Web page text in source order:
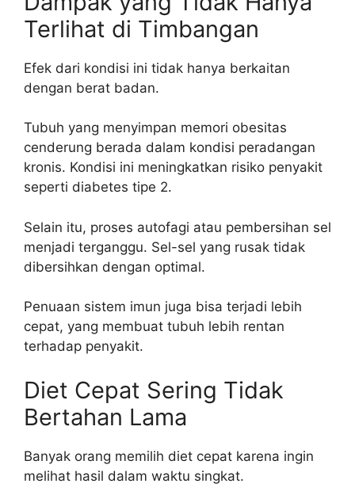
Terlihat di Timbangan
Efek dari kondisi ini tidak hanya berkaitan
dengan berat badan.
Tubuh yang menyimpan memori obesitas
cenderung berada dalam kondisi peradangan
kronis. Kondisi ini meningkatkan risiko penyakit
seperti diabetes tipe 2.
Selain itu, proses autofagi atau pembersihan sel
menjadi terganggu. Sel-sel yang rusak tidak
dibersihkan dengan optimal.
Penuaan sistem imun juga bisa terjadi lebih
cepat, yang membuat tubuh lebih rentan
terhadap penyakit.
Diet Cepat Sering Tidak
Bertahan Lama
Banyak orang memilih diet cepat karena ingin
melihat hasil dalam waktu singkat.